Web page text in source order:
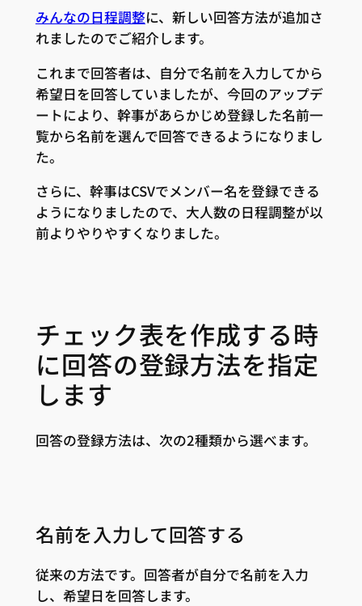
みんなの日程調整に、新しい回答方法が追加さ
れましたのでご紹介します。
これまで回答者は、自分で名前を入力してから
希望日を回答していましたが、今回のアップデ
ートにより、幹事があらかじめ登録した名前一
覧から名前を選んで回答できるようになりまし
た。
さらに、幹事はCSVでメンバー名を登録できる
ようになりましたので、大人数の日程調整が以
前よりやりやすくなりました。
チェック表を作成する時
に回答の登録方法を指定
します
回答の登録方法は、次の2種類から選べます。
名前を入力して回答する
従来の方法です。回答者が自分で名前を入力
し、希望日を回答します。